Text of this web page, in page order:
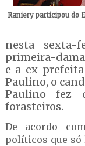
Raniery participou do
nesta sexta-
primeira-
e a ex-
Paulino, o
Paulino fez
forasteiros.
De acordo
políticos que só